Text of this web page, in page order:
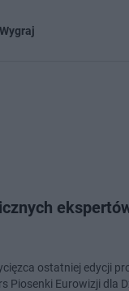
Wygraj
ostatniej edycji
Piosenki Eurowizji dla